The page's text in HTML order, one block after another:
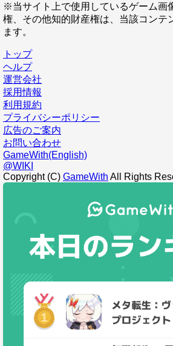
※当サイト上で使用しているゲーム画
権、その他知的財産権は、当該コンテ
ます。
トップ
ヘルプ
運営会社
採用情報
利用規約
プライバシーポリシー
広告のご案内
お問い合わせ
GameWith(English)
@WIKI
Copyright (C) GameWith All Rights